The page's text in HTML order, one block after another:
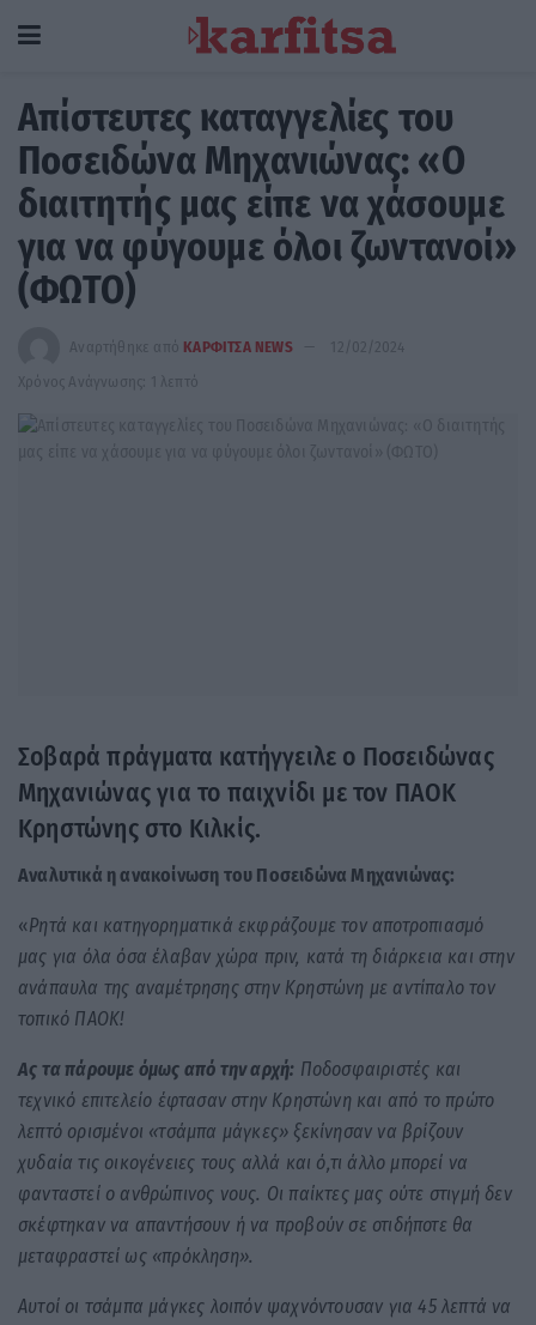
Απίστευτες καταγγελίες του
Ποσειδώνα Μηχανιώνας: «Ο
διαιτητής μας είπε να χάσουμε
για να φύγουμε όλοι ζωντανοί»
(ΦΩΤΟ)
Αναρτήθηκε από ΚΑΡΦΙΤΣΑ NEWS
12/02/2024
Χρόνος Ανάγνωσης: 1 λεπτό
Σοβαρά πράγματα κατήγγειλε ο Ποσειδώνας
Μηχανιώνας για το παιχνίδι με τον ΠΑΟΚ
Κρηστώνης στο Κιλκίς.
Αναλυτικά η ανακοίνωση του Ποσειδώνα Μηχανιώνας:
«Ρητά και κατηγορηματικά εκφράζουμε τον αποτροπιασμό
μας για όλα όσα έλαβαν χώρα πριν, κατά τη διάρκεια και στην
ανάπαυλα της αναμέτρησης στην Κρηστώνη με αντίπαλο τον
τοπικό ΠΑΟΚ!
Ας τα πάρουμε όμως από την αρχή: Ποδοσφαιριστές και
τεχνικό επιτελείο έφτασαν στην Κρηστώνη και από το πρώτο
λεπτό ορισμένοι «τσάμπα μάγκες» ξεκίνησαν να βρίζουν
χυδαία τις οικογένειες τους αλλά και ό,τι άλλο μπορεί να
φανταστεί ο ανθρώπινος νους. Οι παίκτες μας ούτε στιγμή δεν
σκέφτηκαν να απαντήσουν ή να προβούν σε οτιδήποτε θα
μεταφραστεί ως «πρόκληση».
Αυτοί οι τσάμπα μάγκες λοιπόν ψαχνόντουσαν για 45 λεπτά να